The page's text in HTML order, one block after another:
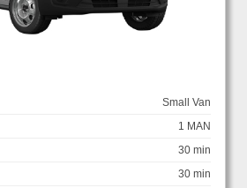
Small Van
1 MAN
30 min
30 min